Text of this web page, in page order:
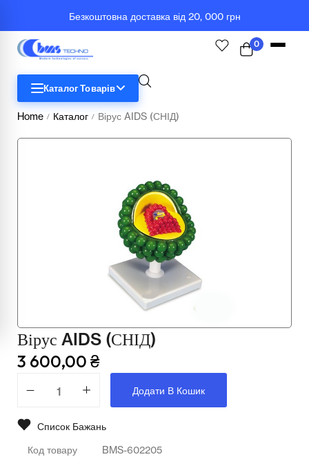
Безкоштовна доставка від 20, 000 грн
0
Каталог Товарів
Географія
Комп'ютерна техніка
Меблі
Медичні тренажери та манекени
Освіта
Фізика
Home / Каталог / Вірус AIDS (СНІД)
Вірус AIDS (СНІД)
3 600,00 ₴
Додати В Кошик
Список Бажань
Код товару BMS-602205